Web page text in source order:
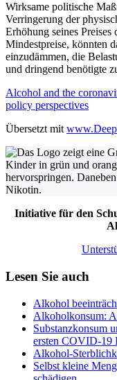
Wirksame politische
Verringerung der
Erhöhung seines
Mindestpreise, könnten
einzudämmen, die
und dringend benötigte
Alcohol and the
policy perspectives
Übersetzt mit
Initiative für den
Lesen Sie auch
Alkohol
Alkoholkonsum:
Substanzkonsum
ersten COVID-19
Alkohol-
Selbst kleine